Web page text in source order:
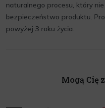
naturalnego procesu, który
bezpieczeństwo produktu.
powyżej 3 roku życia.
Mogą Cię